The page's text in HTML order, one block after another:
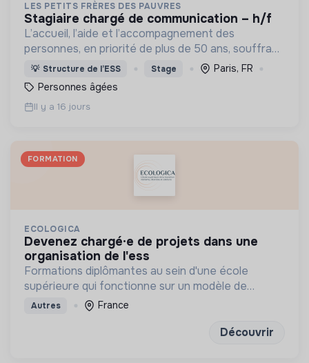
LES PETITS FRÈRES DES PAUVRES
stagiaire chargé de communication – h/f
L’accueil, l’aide et l’accompagnement des
personnes, en priorité de plus de 50 ans, souffrant
de pauvreté, de solitude, d’exclusion, de précarité,
de maladie.
💡 Structure de l’ESS Stage
Paris, FR
Personnes âgées
Il y a 16 jours
FORMATION
ECOLOGICA
devenez chargé·e de projets dans une
organisation de l'ess
Formations diplômantes au sein d'une école
supérieure qui fonctionne sur un modèle de
gouvernance partagée
Autres France
Découvrir